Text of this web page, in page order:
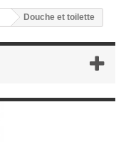
Douche et toilette